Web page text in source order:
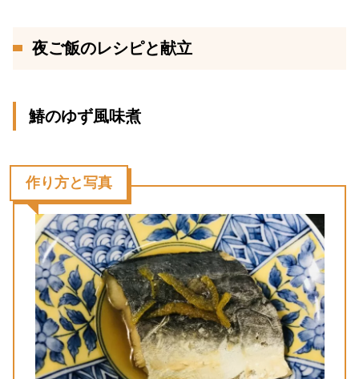
夜ご飯のレシピと献立
鰆のゆず風味煮
作り方と写真